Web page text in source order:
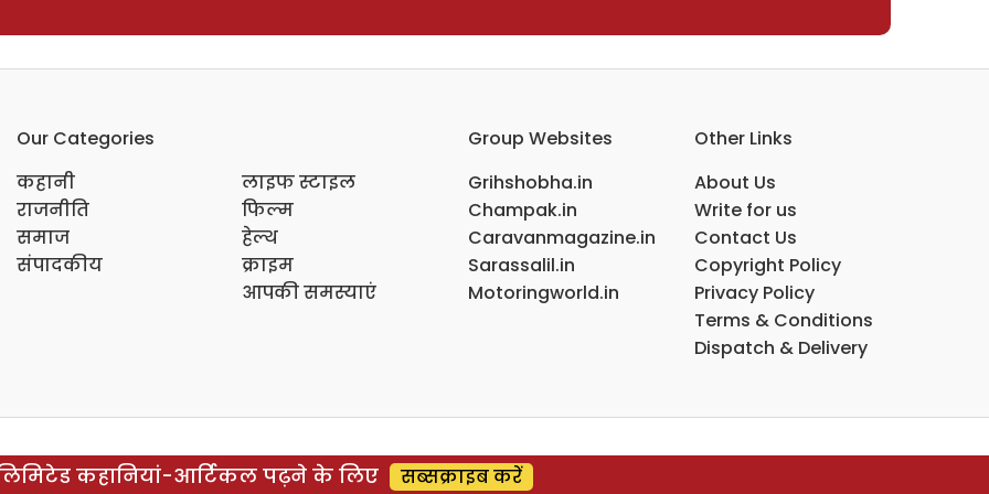
Our Categories
कहानी
राजनीति
समाज
संपादकीय
लाइफ स्टाइल
फिल्म
हेल्थ
क्राइम
आपकी समस्याएं
Group Websites
Grihshobha.in
Champak.in
Caravanmagazine.in
Sarassalil.in
Motoringworld.in
Other Links
About Us
Write for us
Contact Us
Copyright Policy
Privacy Policy
Terms & Conditions
Dispatch & Delivery
कहानियां-आर्टिकल पढ़ने के लिए सब्सक्राइब करें